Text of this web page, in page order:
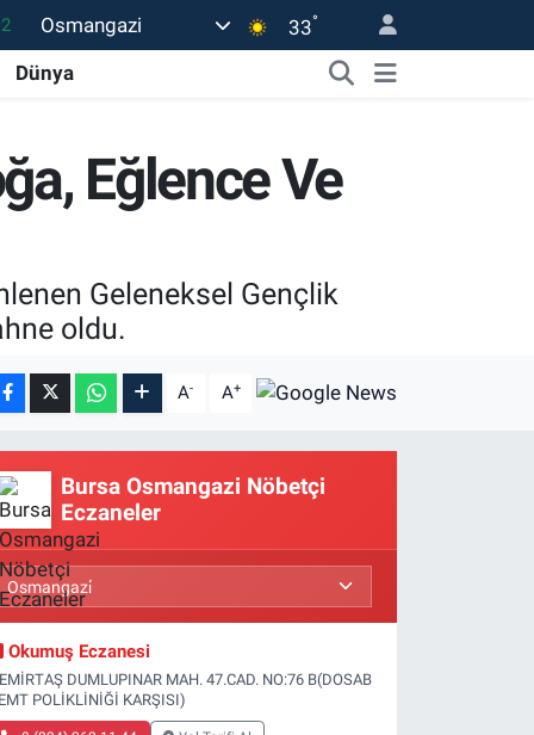
Osmangazi 33°
Dünya
Eğlence Ve
Geleneksel Gençlik
oldu.
A- A+
Bursa Osmangazi Nöbetçi
Eczaneler
Okumuş Eczanesi
DUMLUPINAR MAH. 47.CAD. NO:76 B(DOSAB
POLİKLİNİĞİ KARŞISI)